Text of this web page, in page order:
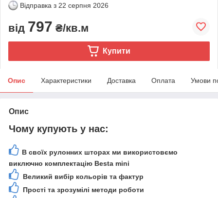
Відправка з 22 серпня 2026
від 797 ₴/кв.м
Купити
Опис Характеристики Доставка Оплата Умови
Опис
Чому купують у нас:
В своїх рулонних шторах ми використовємо
виключно комплектацію Besta mini
Великий вибір кольорів та фактур
Прості та зрозумілі методи роботи